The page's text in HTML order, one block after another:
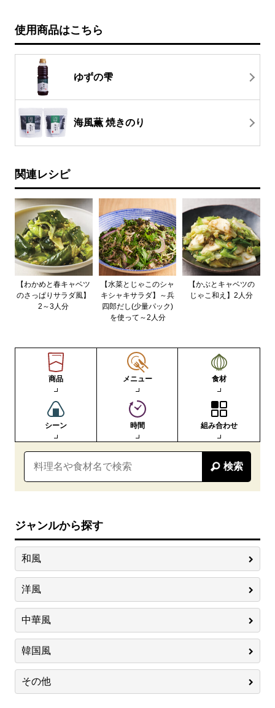
使用商品はこちら
ゆずの雫
海風薫 焼きのり
関連レシピ
【わかめと春キャベツ
のさっぱりサラダ風】
2～3人分
【水菜とじゃこのシャ
キシャキサラダ】～兵
四郎だし(少量パック)
を使って～2人分
【かぶとキャベツの
じゃこ和え】2人分
商品 メニュー 食材
シーン 時間 組み合わせ
検索
ジャンルから探す
和風
洋風
中華風
韓国風
その他